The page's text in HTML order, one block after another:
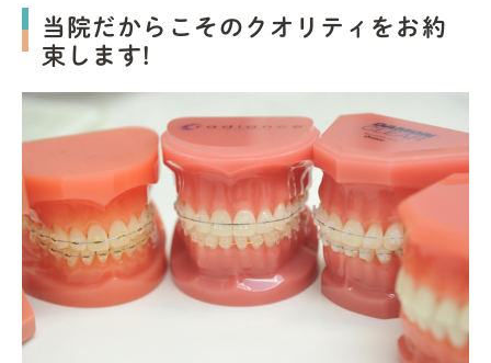
当院だからこそのクオリティをお約
束します!